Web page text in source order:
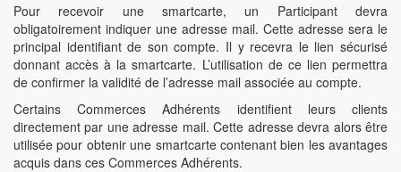
Pour recevoir une smartcarte, un Participant devra
obligatoirement indiquer une adresse mail. Cette adresse sera le
principal identifiant de son compte. Il y recevra le lien sécurisé
donnant accès à la smartcarte. L’utilisation de ce lien permettra
de confirmer la validité de l’adresse mail associée au compte.
Certains Commerces Adhérents identifient leurs clients
directement par une adresse mail. Cette adresse devra alors être
utilisée pour obtenir une smartcarte contenant bien les avantages
acquis dans ces Commerces Adhérents.